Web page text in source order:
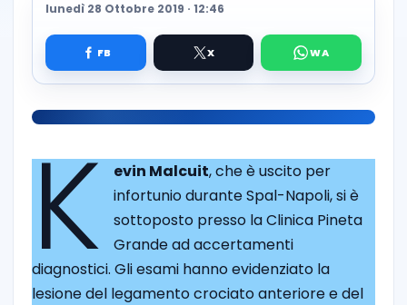
lunedì 28 Ottobre 2019 · 12:46
K evin Malcuit, che è uscito per
infortunio durante Spal-Napoli, si è
sottoposto presso la Clinica Pineta
Grande ad accertamenti
diagnostici. Gli esami hanno evidenziato la
lesione del legamento crociato anteriore e del